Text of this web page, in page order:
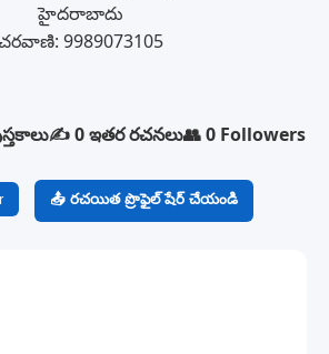
హైదరాబాదు
9989073105
✍️ 0 ఇతర రచనలు👥 0 Followers
📤 రచయిత ప్రొఫైల్ షేర్ చేయండి